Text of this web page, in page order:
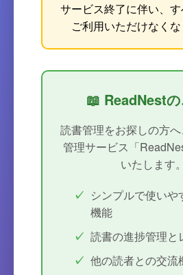
サービス終了に伴い、
ご利用いただけなくな
📖 ReadNest
読書管理をお探しの方
管理サービス「
いたします。
シンプルで使いや
機能
読書の進捗管理と
他の読者との交流